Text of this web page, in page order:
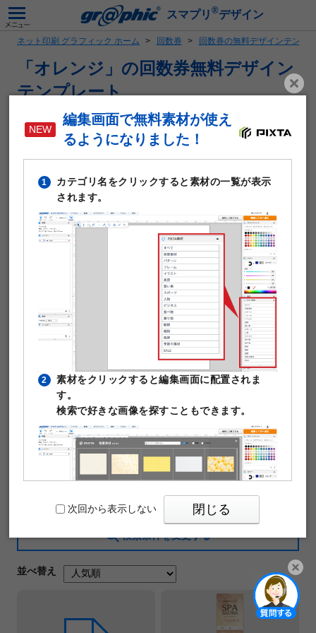
スマプリ ®デザイン
ネット印刷 グラフィック ホーム 回数券 回数券の無料デザインテンプ
「オレンジ」の回数券無料デザイン
テンプレート
印刷とミシン加工がセットになった回数券。6枚綴りまたは
11枚綴りが選べます。
回数券の詳しい仕様や印刷料金はこちら
サイズで絞り込む
6枚綴り
11枚綴り 全てのサイズ
現在の絞り込み条件
条件をクリア
検索条件を変更する
並べ替え
編集画面で無料素材が使え
るようになりました！
1
カテゴリ名をクリックすると素材の一覧が表示
されます。
2
素材をクリックすると編集画面に配置されま
す。
検索で好きな画像を探すこともできます。
PIXTAの透かし文字は印刷時に消えますのでご
次回から表示しない 閉じる
開く